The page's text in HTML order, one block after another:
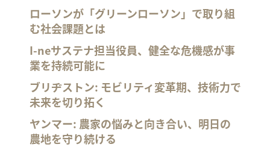
ローソンが「グリーンローソン」で取り組
む社会課題とは
I-neサステナ担当役員、健全な危機感が事
業を持続可能に
ブリヂストン: モビリティ変革期、技術力で
未来を切り拓く
ヤンマー: 農家の悩みと向き合い、明日の
農地を守り続ける